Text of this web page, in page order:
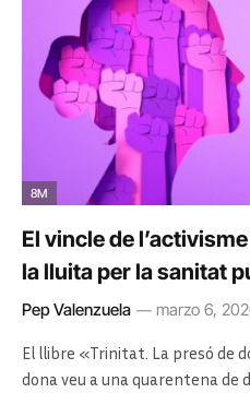
8M
El vincle de
la lluita per la sanitat
Pep Valenzuela marzo 6,
El llibre «Trinitat. La presó de
dona veu a una quarentena de